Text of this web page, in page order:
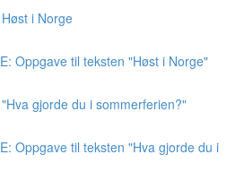
i Norge
Oppgave til teksten "Høst i Norge"
gjorde du i sommerferien?"
Oppgave til teksten "Hva gjorde du i